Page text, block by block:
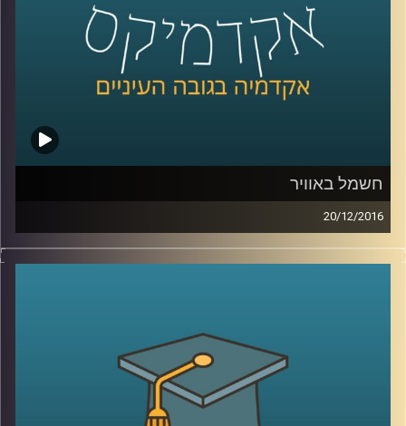
חשמל באוויר
20/12/2016
הרשת כבר קיימת, עכשיו השאלה היא אילו
אלה באלה? דוקטור יעל פרג כהן מינץ מספרת
על פיתוחים וחידושים בשוק החשמל ומתארת
גם אותנו במילה שלא הכרתם – יצרכנים
כיצד התופעה משפיעה על